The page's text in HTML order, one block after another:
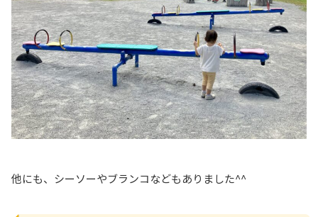
他にも、シーソーやブランコなどもありました^^